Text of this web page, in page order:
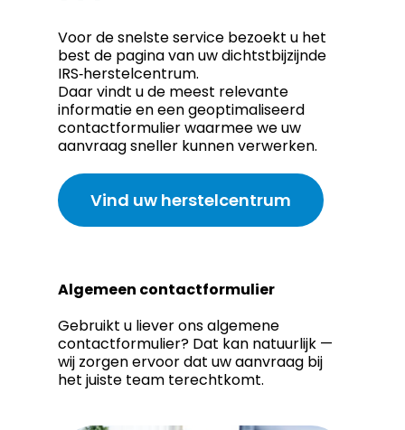
Voor de snelste service bezoekt u het
best de pagina van uw dichtstbijzijnde
IRS‑herstelcentrum.
Daar vindt u de meest relevante
informatie en een geoptimaliseerd
contactformulier waarmee we uw
aanvraag sneller kunnen verwerken.
Vind uw herstelcentrum
Algemeen contactformulier
Gebruikt u liever ons algemene
contactformulier? Dat kan natuurlijk —
wij zorgen ervoor dat uw aanvraag bij
het juiste team terechtkomt.